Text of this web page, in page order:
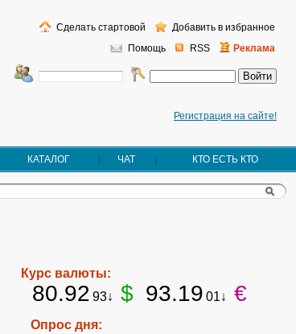
Регистрация на сайте!
Помощь RSS Реклама
Сделать стартовой Добавить в избранное
КАТАЛОГ ЧАТ КТО ЕСТЬ КТО
Курс валюты:
80.92 93↓ $ 93.19 01↓ €
Опрос дня: